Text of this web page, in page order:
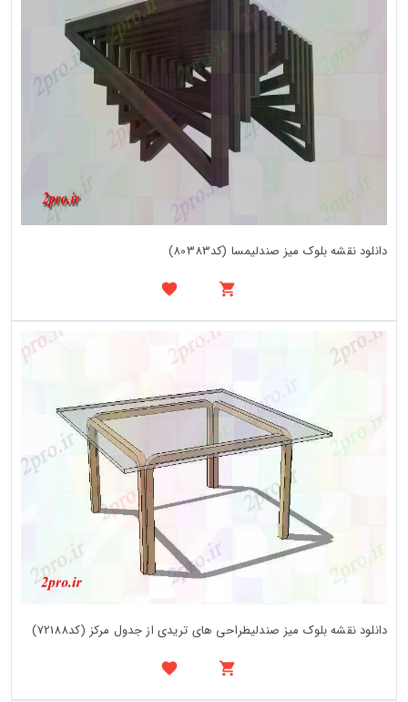
دانلود نقشه بلوک میز صندلیمسا (کد80383)
دانلود نقشه بلوک میز صندلیطراحی های تریدی از جدول مرکز (کد72188)